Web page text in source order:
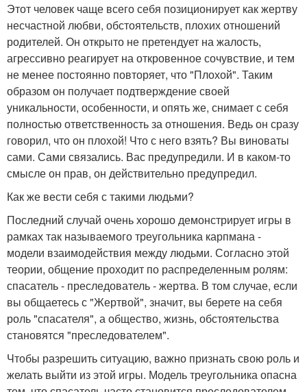
Этот человек чаще всего себя позиционирует как жертву
несчастной любви, обстоятельств, плохих отношений
родителей. Он открыто не претендует на жалость,
агрессивно реагирует на откровенное сочувствие, и тем
не менее постоянно повторяет, что "Плохой". Таким
образом он получает подтверждение своей
уникальности, особенности, и опять же, снимает с себя
полностью ответственность за отношения. Ведь он сразу
говорил, что он плохой! Что с него взять? Вы виноваты
сами. Сами связались. Вас предупредили. И в каком-то
смысле он прав, он действительно предупредил.
Как же вести себя с такими людьми?
Последний случай очень хорошо демонстрирует игры в
рамках так называемого треугольника карпмана -
модели взаимодействия между людьми. Согласно этой
теории, общение проходит по распределенным ролям:
спасатель - преследователь - жертва. В том случае, если
вы общаетесь с "Жертвой", значит, вы берете на себя
роль "спасателя", а общество, жизнь, обстоятельства
становятся "преследователем".
Чтобы разрешить ситуацию, важно признать свою роль и
желать выйти из этой игры. Модель треугольника опасна